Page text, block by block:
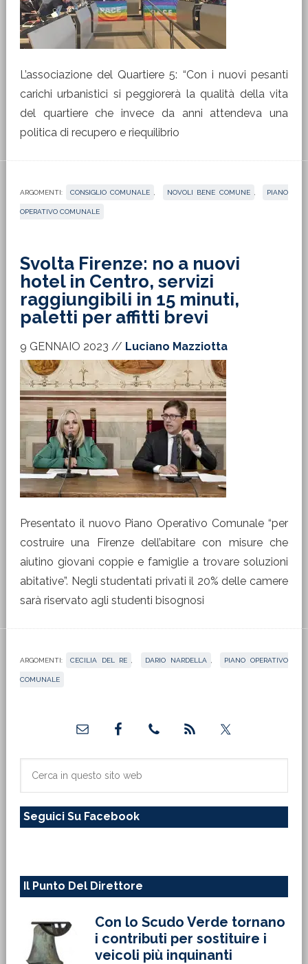
L’associazione del Quartiere 5: “Con i nuovi pesanti
carichi urbanistici si peggiorerà la qualità della vita
del quartiere che invece da anni attendeva una
politica di recupero e riequilibrio
ARGOMENTI: CONSIGLIO COMUNALE NOVOLI BENE COMUNE PIANO
OPERATIVO COMUNALE
Svolta Firenze: no a nuovi
hotel in Centro, servizi
raggiungibili in 15 minuti,
paletti per affitti brevi
9 GENNAIO 2023 // Luciano Mazziotta
Presentato il nuovo Piano Operativo Comunale “per
costruire una Firenze dell’abitare con misure che
aiutino giovani coppie e famiglie a trovare soluzioni
abitative”. Negli studentati privati il 20% delle camere
sarà riservato agli studenti bisognosi
ARGOMENTI: CECILIA DEL RE DARIO NARDELLA PIANO OPERATIVO
COMUNALE
primaria
sito
Seguici Su Facebook
Il Punto Del Direttore
Con lo Scudo Verde tornano
i contributi per sostituire i
veicoli più inquinanti